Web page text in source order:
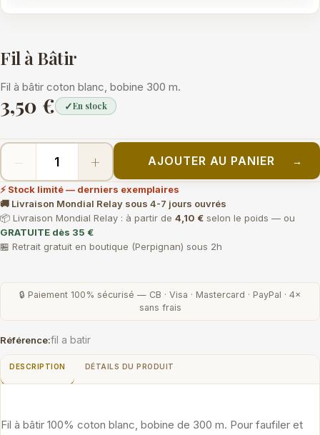
Fil à Bâtir
Fil à bâtir coton blanc, bobine 300 m.
3,50 € ✓En stock
− + AJOUTER AU PANIER →
⚡ Stock limité — derniers exemplaires
🚚 Livraison Mondial Relay sous 4-7 jours ouvrés
📦 Livraison Mondial Relay : à partir de 4,10 € selon le poids — ou
GRATUITE dès 35 €
🏪 Retrait gratuit en boutique (Perpignan) sous 2h
🔒 Paiement 100% sécurisé — CB · Visa · Mastercard · PayPal · 4×
sans frais
Référence:fil a batir
DESCRIPTION DÉTAILS DU PRODUIT
Fil à bâtir 100% coton blanc, bobine de 300 m. Pour faufiler et